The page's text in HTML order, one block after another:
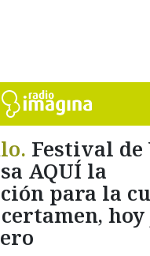
Festival de
AQUÍ la
para la